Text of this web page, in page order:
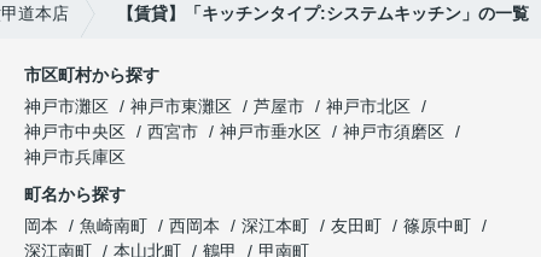
道本店 【賃貸】「キッチンタイプ:システムキッチン」の一覧
市区町村から探す
神戸市灘区
神戸市東灘区 芦屋市
神戸市北区
神戸市中央区
西宮市 神戸市垂水区
神戸市須磨区
神戸市兵庫区
町名から探す
岡本
魚崎南町 西岡本 深江本町 友田町
篠原中町
深江南町
本山北町 鶴甲
甲南町